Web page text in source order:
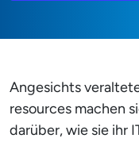
Angesichts
resources machen
darüber, wie sie ihr